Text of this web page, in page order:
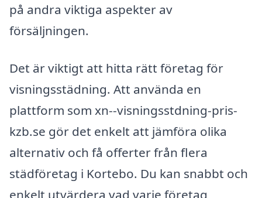
på andra viktiga aspekter av
försäljningen.
Det är viktigt att hitta rätt företag för
visningsstädning. Att använda en
plattform som xn--visningsstdning-pris-
kzb.se gör det enkelt att jämföra olika
alternativ och få offerter från flera
städföretag i Kortebo. Du kan snabbt och
enkelt utvärdera vad varje företag